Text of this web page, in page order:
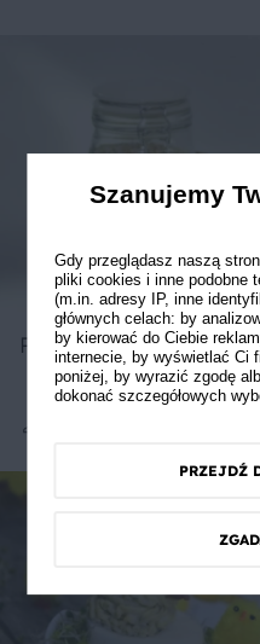
Pikantny chleb który
Szanujemy
Gdy przeglądasz naszą
pliki cookies i inne podobne
(m.in. adresy IP, inne
głównych celach: by
by kierować do Ciebie
internecie, by wyświetlać Ci
poniżej, by wyrazić zgodę
dokonać szczegółowych
PRZEJDŹ